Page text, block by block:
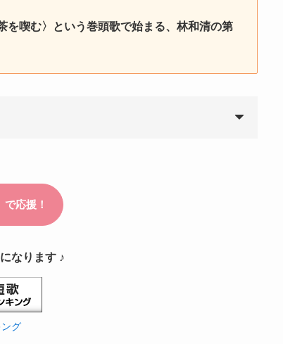
を喫む〉という巻頭歌で始まる、林和清の第
なります ♪
グ